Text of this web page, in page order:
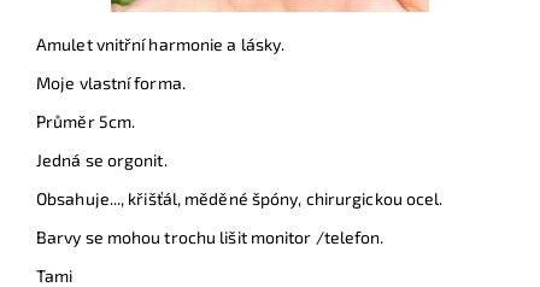
Amulet vnitřní harmonie a lásky.
Moje vlastní forma.
Průměr 5cm.
Jedná se orgonit.
Obsahuje..., křišťál, měděné špóny, chirurgickou ocel.
Barvy se mohou trochu lišit monitor /telefon.
Tami